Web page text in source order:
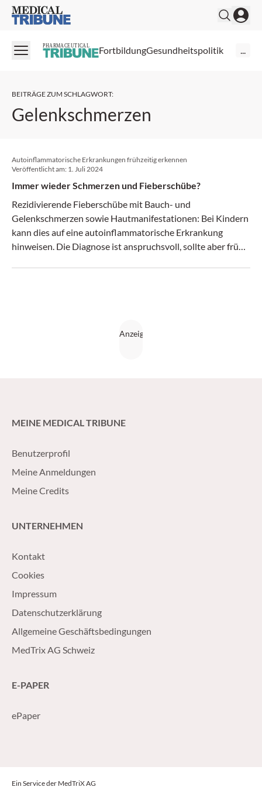
Medical Tribune
PHARMACEUTICAL FortbildungGesundheitspolitik ...
BEITRÄGE ZUM SCHLAGWORT:
Gelenkschmerzen
Autoinflammatorische Erkrankungen frühzeitig erkennen
Veröffentlicht am: 1. Juli 2024
Immer wieder Schmerzen und Fieberschübe?
Rezidivierende Fieberschübe mit Bauch- und
Gelenkschmerzen sowie Hautmanifestationen: Bei Kindern
kann dies auf eine autoinflammatorische Erkrankung
hinweisen. Die Diagnose ist anspruchsvoll, sollte aber früh
MEINE MEDICAL TRIBUNE
Benutzerprofil
Meine Anmeldungen
Meine Credits
UNTERNEHMEN
Kontakt
Cookies
Impressum
Datenschutzerklärung
Allgemeine Geschäftsbedingungen
MedTrix AG Schweiz
E-PAPER
ePaper
Ein Service der MedTriX AG